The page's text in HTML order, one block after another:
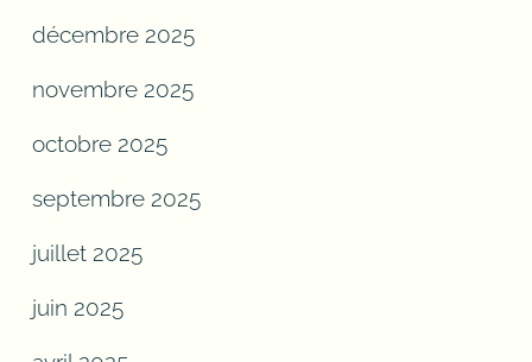
décembre 2025
novembre 2025
octobre 2025
septembre 2025
juillet 2025
juin 2025